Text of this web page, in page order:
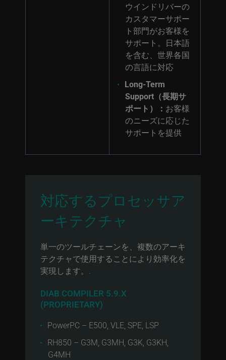
ウインドリバーの
カスタマーサポー
ト部門がお客様を
サポート。日本語
を含む、世界各国
の言語に対応
Long-Term
Support（長期サ
ポート）： お客様
のニーズに応じた
サポートを提供
対応するプロセッサア
ーキテクチャ
単一のツールチェーンを、複数のアーキ
テクチャで使用することにより効率化を
実現します。.
DIAB COMPILER 5.9.X
(PROPRIETARY)
PowerPC – E500, VLE, SPE, LSP
RH850 – G3M, G3MH, G3K, G3KH,
G4MH